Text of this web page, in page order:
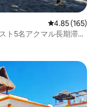
レビュー165
4.85 (165)
ト5名アクマル長期滞在